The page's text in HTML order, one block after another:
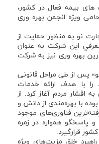
بیمه فعال در کشور،
ویژه انجمن بهره وری
نو به منظور حمايت از
اين شركت به عنوان
بهره وری نيز به شركت
پس از طی مراحل قانونی
فعالیت خود را با هدف ارائه خدمات
اقشار مردم آغاز کرد. از
با بهره‌مندی از دانش و
فناوری‌های موجود
پاسخگو همواره در زمره
قرارگیرد.
خلق مزیت‌های ویژه